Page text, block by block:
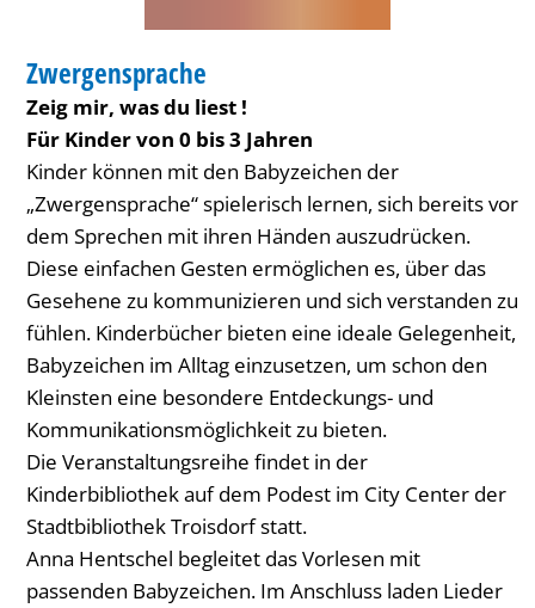
KATEGORIE: BIBLIOTHEK
Zwergensprache
Zeig mir, was du liest !
Für Kinder von 0 bis 3 Jahren
Kinder können mit den Babyzeichen der
„Zwergensprache“ spielerisch lernen, sich bereits vor
dem Sprechen mit ihren Händen auszudrücken.
Diese einfachen Gesten ermöglichen es, über das
Gesehene zu kommunizieren und sich verstanden zu
fühlen. Kinderbücher bieten eine ideale Gelegenheit,
Babyzeichen im Alltag einzusetzen, um schon den
Kleinsten eine besondere Entdeckungs- und
Kommunikationsmöglichkeit zu bieten.
Die Veranstaltungsreihe findet in der
Kinderbibliothek auf dem Podest im City Center der
Stadtbibliothek Troisdorf statt.
Anna Hentschel begleitet das Vorlesen mit
passenden Babyzeichen. Im Anschluss laden Lieder